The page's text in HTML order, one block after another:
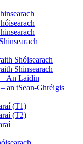
Shóisearach
Shinsearach
– An Laidin
an tSean-Ghréigis
(T1)
(T2)